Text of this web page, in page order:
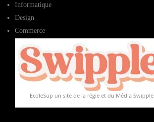
Informatique
Design
Commerce
EcoleSup un site de la régie et du Média Swipple